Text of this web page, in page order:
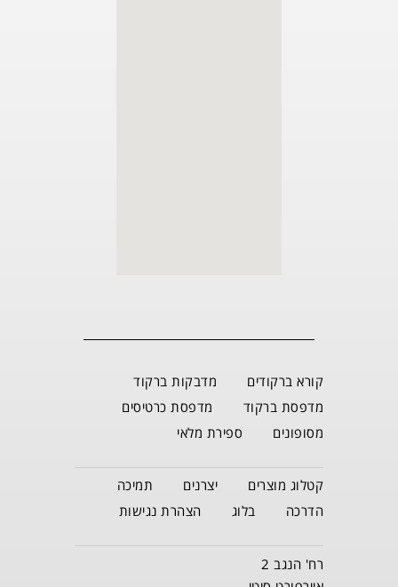
קורא ברקודים
מדבקות ברקוד
מדפסת ברקוד
מדפסת כרטיסים
מסופונים
ספירת מלאי
קטלוג מוצרים יצרנים
תמיכה
הדרכה
בלוג הצהרת נגישות
רח' הנגב 2